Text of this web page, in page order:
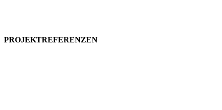
PROJEKT­REFERENZEN